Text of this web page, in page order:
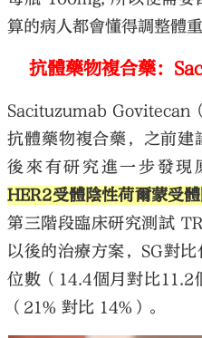
算的病人都會懂得調整體
抗體藥物複合藥：
Sacituzumab Govitecan
抗體藥物複合藥，之前建
後來有研究進一步發現
HER2受體陰性荷爾蒙受
第三階段臨床研究測試
以後的治療方案，SG對
位數（14.4個月對比11.2
（21% 對比 14%）。